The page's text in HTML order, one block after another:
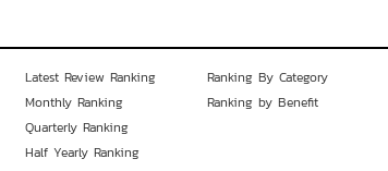
Latest Review Ranking
Monthly Ranking
Quarterly Ranking
Half Yearly Ranking
Ranking By Category
Ranking by Benefit